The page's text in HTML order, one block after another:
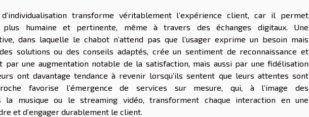
transforme véritablement l’expérience client, car il permet
humaine et pertinente, même à travers des échanges digitaux. Une
dans laquelle le chabot n’attend pas que l’usager exprime un besoin mais
solutions ou des conseils adaptés, crée un sentiment de reconnaissance et
par une augmentation notable de la satisfaction, mais aussi par une fidélisation
ont davantage tendance à revenir lorsqu’ils sentent que leurs attentes sont
favorise l’émergence de services sur mesure, qui, à l’image des
la musique ou le streaming vidéo, transforment chaque interaction en une
et d’engager durablement le client.